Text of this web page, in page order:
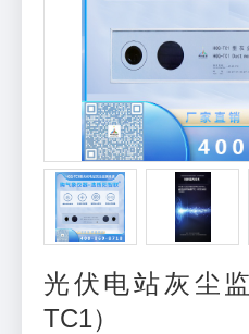
光伏电站灰尘
TC1）